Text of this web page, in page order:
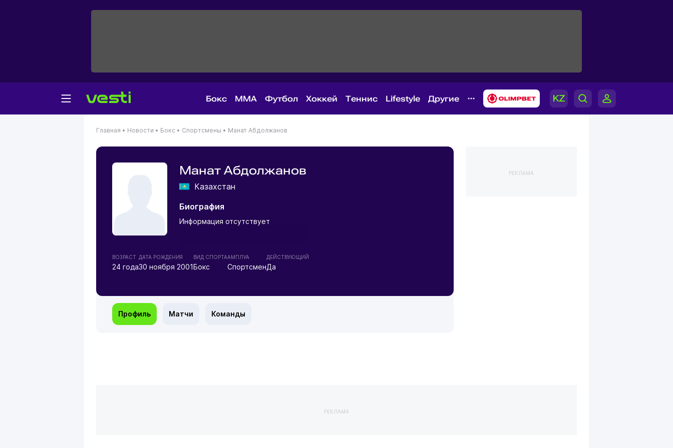
Бокс MMA Футбол Хоккей Теннис Lifestyle Другие
Главная • Новости • Бокс • Спортсмены • Манат Абдолжанов
Манат Абдолжанов
Казахстан
Биография
Информация отсутствует
ВОЗРАСТ
24 года
ДАТА РОЖДЕНИЯ
30 ноября 2001
ВИД СПОРТА
Бокс
АМПЛУА
Спортсмен
ДЕЙСТВУЮЩИЙ
Да
Профиль Матчи Команды
РЕКЛАМА
РЕКЛАМА